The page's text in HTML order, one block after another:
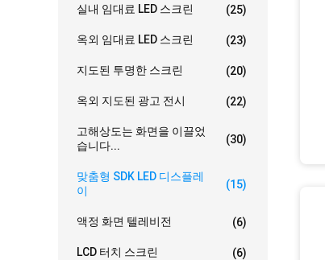
실내 임대료 LED 스크린 (25)
옥외 임대료 LED 스크린 (23)
지도된 투명한 스크린 (20)
옥외 지도된 광고 전시 (22)
고해상도는 화면을 이끌었
습니다...
(30)
맞춤형 SDK LED 디스플레
이
(15)
액정 화면 텔레비전 (6)
LCD 터치 스크린 (6)